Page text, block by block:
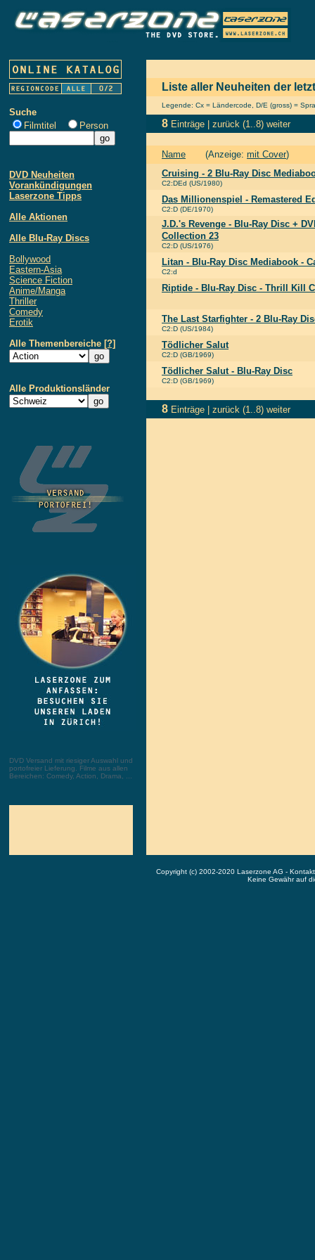
Suche
Filmtitel
Person
DVD Neuheiten
Vorankündigungen
Laserzone Tipps
Alle Aktionen
Alle Blu-Ray Discs
Bollywood
Eastern-Asia
Science Fiction
Anime/Manga
Thriller
Comedy
Erotik
Alle Themenbereiche [?]
Alle Produktionsländer
DVD Versand mit riesiger Auswahl und
portofreier Lieferung. Filme aus allen
Bereichen: Comedy, Action, Drama, ...
Liste aller Neuheiten der
Legende: Cx = Ländercode, D/E (gross) =
8 Einträge | zurück (1..8) weiter
Name (Anzeige: mit Cover)
Cruising - 2 Blu-Ray Disc
C2:DEd (US/1980)
Das Millionenspiel - Remastered
C2:D (DE/1970)
J.D.'s Revenge - Blu-Ray Disc +
Collection 23
C2:D (US/1976)
Litan - Blu-Ray Disc Mediabook -
C2:d
Riptide - Blu-Ray Disc - Thrill Kill
The Last Starfighter - 2 Blu-Ray
C2:D (US/1984)
Tödlicher Salut
C2:D (GB/1969)
Tödlicher Salut - Blu-Ray Disc
C2:D (GB/1969)
8 Einträge | zurück (1..8) weiter
Copyright (c) 2002-2020 Laserzone AG -
Keine Gewähr auf